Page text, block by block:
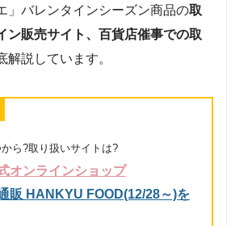
」バレンタインシーズン商品の取
ン販売サイト、百貨店催事での取
解説しています。
ら?取り扱いサイトは?
オンラインショップ
販 HANKYU FOOD(12/28～)を